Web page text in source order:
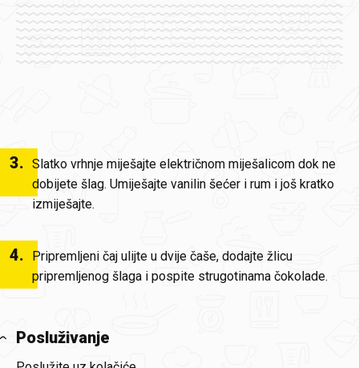
3. Slatko vrhnje miješajte električnom miješalicom dok ne
dobijete šlag. Umiješajte vanilin šećer i rum i još kratko
izmiješajte.
4.
Pripremljeni čaj ulijte u dvije čaše, dodajte žlicu
pripremljenog šlaga i pospite strugotinama čokolade.
Posluživanje